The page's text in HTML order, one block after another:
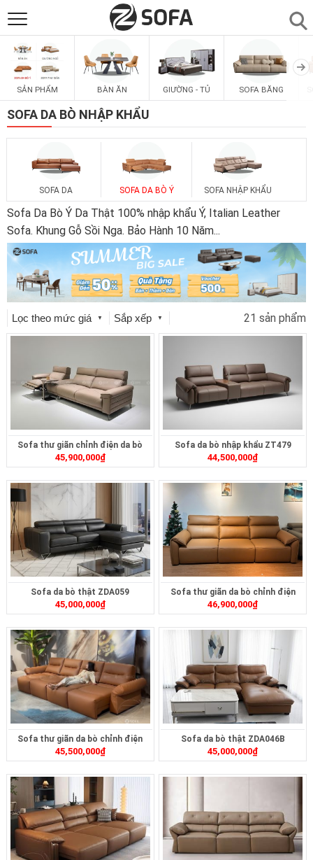
SẢN PHẨM
SOFAS
PHÒNG ĂN
PHÒNG KHÁCH
LIÊN HỆ
SẢN PHẨM BÀN ĂN GIƯỜNG - TỦ SOFA BĂNG
SOFA DA BÒ NHẬP KHẨU
SOFA DA SOFA DA BÒ Ý SOFA NHẬP KHẨU
Sofa Da Bò Ý Da Thật 100% nhập khẩu Ý, Italian Leather
Sofa. Khung Gỗ Sồi Nga. Bảo Hành 10 Năm...
Lọc theo mức giá ▼ Sắp xếp ▼ 21 sản phẩm
Sofa thư giãn chỉnh điện da bò
ZT268
45,900,000₫
Sofa da bò nhập khẩu ZT479
44,500,000₫
Sofa da bò thật ZDA059
45,000,000₫
Sofa thư giãn da bò chỉnh điện
ZT3617
46,900,000₫
Sofa thư giãn da bò chỉnh điện
ZT2617
45,500,000₫
Sofa da bò thật ZDA046B
45,000,000₫